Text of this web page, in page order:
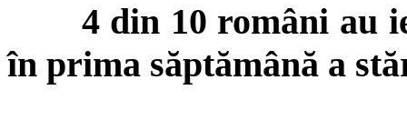
4 din 10 români au
în prima săptămână a